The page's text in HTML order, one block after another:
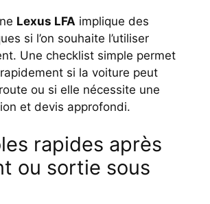
Lexus LFA implique des
si l’on souhaite l’utiliser
Une checklist simple permet
si la voiture peut
ou si elle nécessite une
et devis approfondi.
rapides après
ou sortie sous